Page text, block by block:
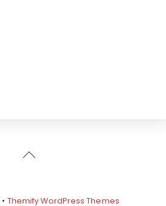
Back
• Themify WordPress Themes